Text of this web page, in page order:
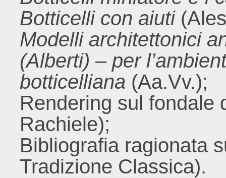
Botticelli con aiuti
Modelli architettonici
(Alberti) – per
botticelliana (Aa.Vv.);
Rendering sul fondale
Rachiele);
Bibliografia ragionata
Tradizione Classica).